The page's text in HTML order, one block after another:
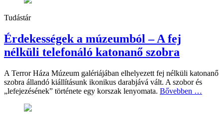
Tudástár
Érdekességek a múzeumból – A fej
nélküli telefonáló katonanő szobra
A Terror Háza Múzeum galériájában elhelyezett fej nélküli katonanő
szobra állandó kiállításunk ikonikus darabjává vált. A szobor és
„lefejezésének” története egy korszak lenyomata. Bővebben …